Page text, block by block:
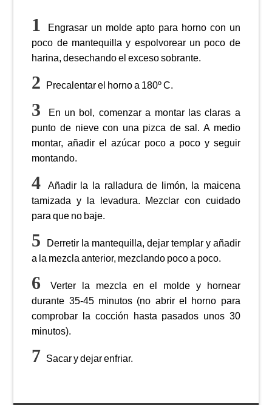
Engrasar un molde apto para horno con un
poco de mantequilla y espolvorear un poco de
harina, desechando el exceso sobrante.
Precalentar el horno a 180º C.
En un bol, comenzar a montar las claras a
punto de nieve con una pizca de sal. A medio
montar, añadir el azúcar poco a poco y seguir
montando.
Añadir la la ralladura de limón, la maicena
tamizada y la levadura. Mezclar con cuidado
para que no baje.
Derretir la mantequilla, dejar templar y añadir
a la mezcla anterior, mezclando poco a poco.
Verter la mezcla en el molde y hornear
durante 35-45 minutos (no abrir el horno para
comprobar la cocción hasta pasados unos 30
minutos).
Sacar y dejar enfriar.